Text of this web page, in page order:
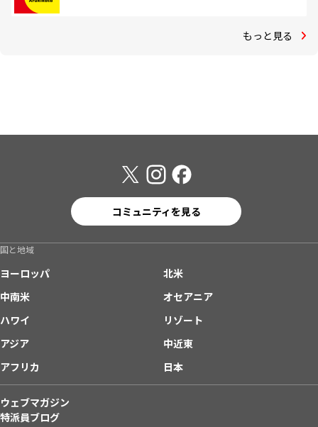
もっと見る
コミュニティを見る
国と地域
ヨーロッパ
北米
中南米
オセアニア
ハワイ
リゾート
アジア
中近東
アフリカ
日本
ウェブマガジン
特派員ブログ